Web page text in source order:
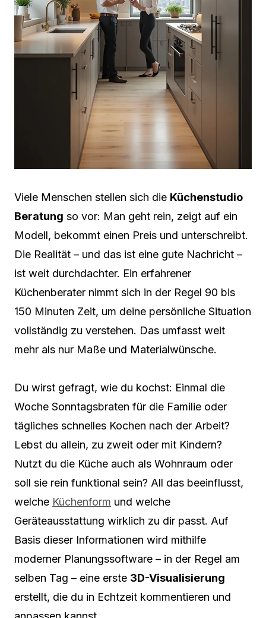
Viele Menschen stellen sich die Küchenstudio
Beratung so vor: Man geht rein, zeigt auf ein
Modell, bekommt einen Preis und unterschreibt.
Die Realität – und das ist eine gute Nachricht –
ist weit durchdachter. Ein erfahrener
Küchenberater nimmt sich in der Regel 90 bis
150 Minuten Zeit, um deine persönliche Situation
vollständig zu verstehen. Das umfasst weit
mehr als nur Maße und Materialwünsche.
Du wirst gefragt, wie du kochst: Einmal die
Woche Sonntagsbraten für die Familie oder
tägliches schnelles Kochen nach der Arbeit?
Lebst du allein, zu zweit oder mit Kindern?
Nutzt du die Küche auch als Wohnraum oder
soll sie rein funktional sein? All das beeinflusst,
welche Küchenform und welche
Geräteausstattung wirklich zu dir passt. Auf
Basis dieser Informationen wird mithilfe
moderner Planungssoftware – in der Regel am
selben Tag – eine erste 3D-Visualisierung
erstellt, die du in Echtzeit kommentieren und